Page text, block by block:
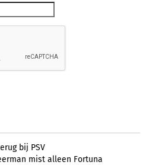
bij PSV
mist alleen Fortuna